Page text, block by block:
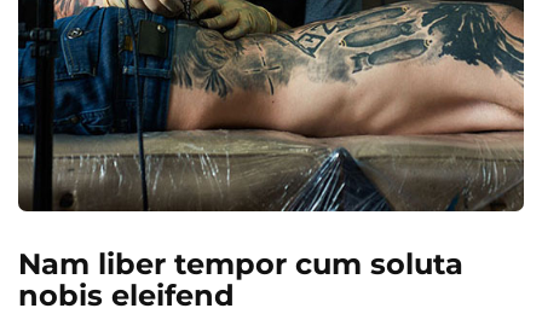
Nam liber tempor cum soluta
nobis eleifend